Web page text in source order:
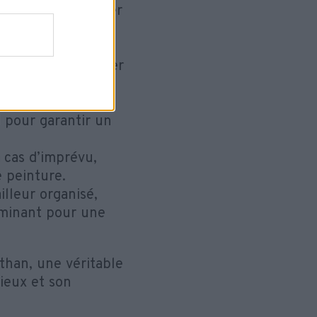
pour inculquer
:
pour préserver
des poussières
pour garantir un
d’imprévu,
peinture.
organisé,
pour une
une véritable
et son